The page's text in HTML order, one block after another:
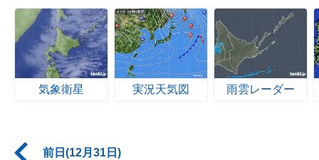
気象衛星 実況天気図 雨雲レーダー
前日(12月31日)